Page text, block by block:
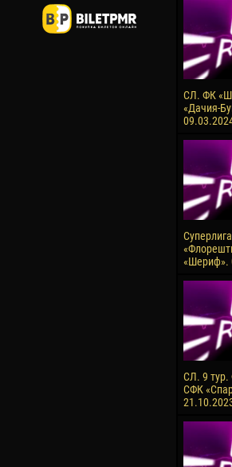
СЛ. ФК
«Дачия-
«Шериф».
СЛ. 9
СФК